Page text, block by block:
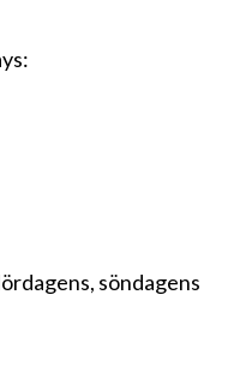
söndagens